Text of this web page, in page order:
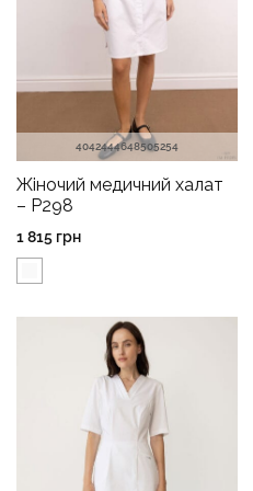
4042444648505254
Жіночий медичний халат
– P298
1 815 грн